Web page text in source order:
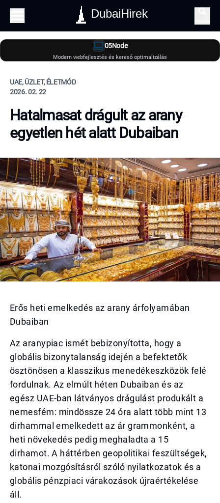
DubaiHirek
05Node
Modern webfejlesztés és kereső optimalizálás
UAE, ÜZLET, ÉLETMÓD
2026. 02. 22
Hatalmasat drágult az arany
egyetlen hét alatt Dubaiban
Erős heti emelkedés az arany árfolyamában
Dubaiban
Az aranypiac ismét bebizonyította, hogy a
globális bizonytalanság idején a befektetők
ösztönösen a klasszikus menedékeszközök felé
fordulnak. Az elmúlt héten Dubaiban és az
egész UAE-ban látványos drágulást produkált a
nemesfém: mindössze 24 óra alatt több mint 13
dirhammal emelkedett az ár grammonként, a
heti növekedés pedig meghaladta a 15
dirhamot. A háttérben geopolitikai feszültségek,
katonai mozgósításról szóló nyilatkozatok és a
globális pénzpiaci várakozások újraértékelése
áll.